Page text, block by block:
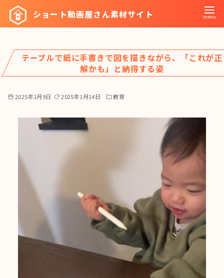
ツ
へ
ショート動画屋さん素材サイト
テーブルで紙に手書きで図を描きながら、「これが正
解かも」と納得する姿
2025年1月9日 2025年1月14日 教育